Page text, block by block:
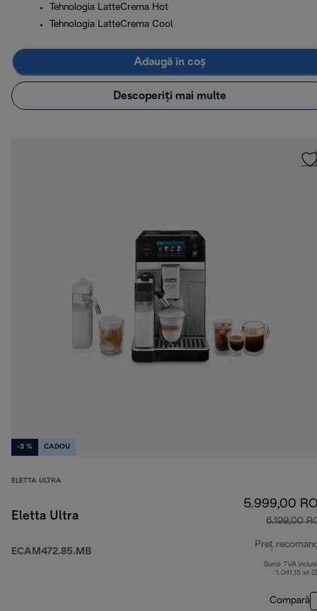
Tehnologia LatteCrema Hot
Tehnologia LatteCrema Cool
Adaugă în coș
Descoperiți mai multe
-3 % CADOU
ELETTA ULTRA
Eletta Ultra
ECAM472.85.MB
5.999,00
6.199,00
Preț
Sumă TVA
1.041,15 lei
Compară